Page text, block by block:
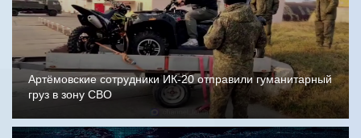
Артёмовские сотрудники ИК-20 отправили гуманитарный
груз в зону СВО